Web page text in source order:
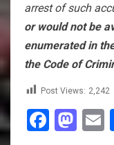
arrest of such
or would not be
enumerated in
the Code of
Post Views: 2,242